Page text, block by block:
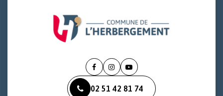
Lien
le
Lien
le
Lien
la
02 51 42 81 74